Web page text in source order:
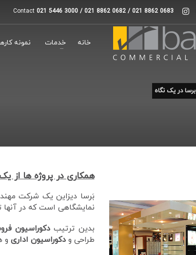
Contact 021 5446 3000 / 021 8862 0682 / 021 8862 0683
خانه خدمات نمونه
برسا در یک نگاه
همکاری در پروژه ها از
بَرسا دیزاین یک شرکت
نمایشگاهی است که در آنها
بدین ترتیبدکوراسیون
طراحی ودکوراسیون اداری و